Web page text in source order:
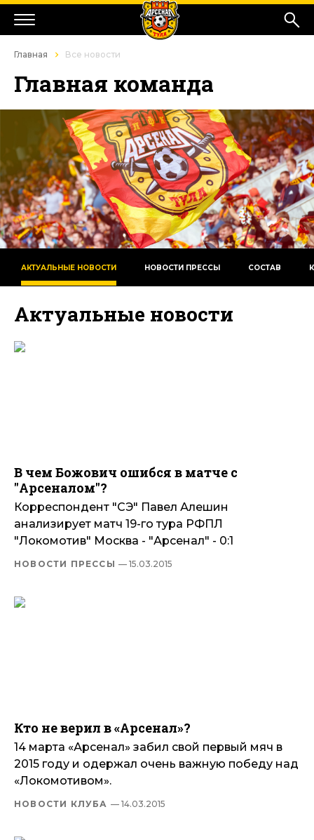
Главная Все новости
Главная команда
АКТУАЛЬНЫЕ НОВОСТИ НОВОСТИ ПРЕССЫ СОСТАВ
Актуальные новости
В чем Божович ошибся в матче с
"Арсеналом"?
Корреспондент "СЭ" Павел Алешин
анализирует матч 19-го тура РФПЛ
"Локомотив" Москва - "Арсенал" - 0:1
НОВОСТИ ПРЕССЫ — 15.03.2015
Кто не верил в «Арсенал»?
14 марта «Арсенал» забил свой первый мяч в
2015 году и одержал очень важную победу над
«Локомотивом».
НОВОСТИ КЛУБА — 14.03.2015